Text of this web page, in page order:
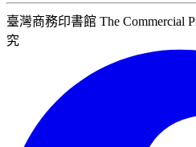
臺灣商務印書館 The Commercial
究